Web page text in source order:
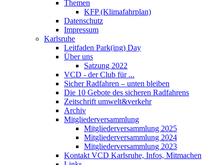
Themen
KFP (Klimafahrplan)
Datenschutz
Impressum
Karlsruhe
Leitfaden Park(ing) Day
Über uns
Satzung 2022
VCD - der Club für ...
Sicher Radfahren – unten bleiben
Die 10 Gebote des sicheren Radfahrens
Zeitschrift umwelt&verkehr
Archiv
Mitgliederversammlung
Mitgliederversammlung 2025
Mitgliederversammlung 2024
Mitgliederversammlung 2023
Kontakt VCD Karlsruhe, Infos, Mitmachen